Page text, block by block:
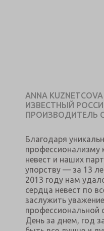
ANNA
ИЗВЕСТНЫЙ
ПРОИЗВОДИТЕЛЬ
Благодаря
профессионализму
невест и наших
упорству — за 13
2013 году нам
сердца невест по
заслужить
профессиональной
День за днем, год